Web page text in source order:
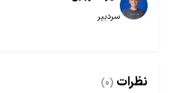
سردبیر
نظرات (0)